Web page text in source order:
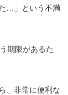
…」という不満
期限があるた
、非常に便利な